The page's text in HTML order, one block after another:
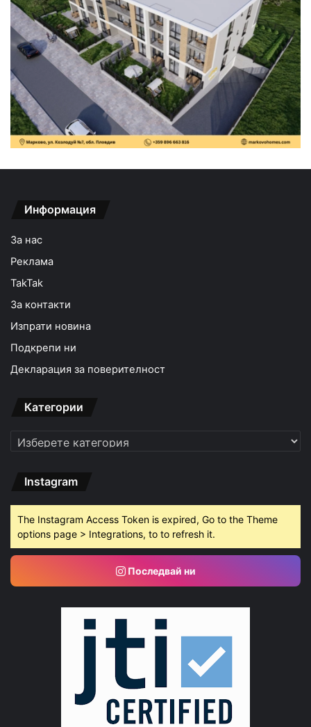
Информация
За нас
Реклама
TakTak
За контакти
Изпрати новина
Подкрепи ни
Декларация за поверителност
Категории
Категории
Instagram
The Instagram Access Token is expired, Go to the Theme
options page > Integrations, to to refresh it.
Последвай ни